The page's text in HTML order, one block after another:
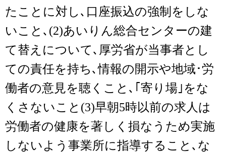
たことに対し､口座振込の強制をしな
いこと､(2)あいりん総合センターの建
て替えについて､厚労省が当事者とし
ての責任を持ち､情報の開示や地域･労
働者の意見を聴くこと､｢寄り場｣をな
くさないこと(3)早朝5時以前の求人は
労働者の健康を著しく損なうため実施
しないよう事業所に指導すること､な